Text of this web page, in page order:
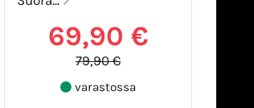
69,90 €
79,90 €
varastossa